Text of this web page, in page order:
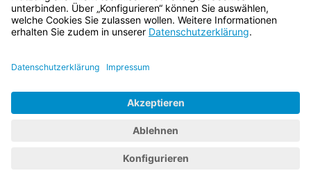
„Fragebogen zur Feststellung der
Versicherungspflicht/Versicherungsfreiheit rumänischer
Saisonarbeitnehmer“ zum Hausmann und damit zum
Sozialversicherungssysteme in vielen Branchen Tür und Tor
Funktionsfähigkeit der Sozialversicherungssysteme
erheblich beeinträchtigen. Der Status als Hausmann setzt
voraus, dass diese Person dem Arbeitsmarkt nicht zur
gesichert ist. Hierfür fehlt es vorliegend an einem
entsprechenden Nachweis. Dieser kann jedoch nur von den